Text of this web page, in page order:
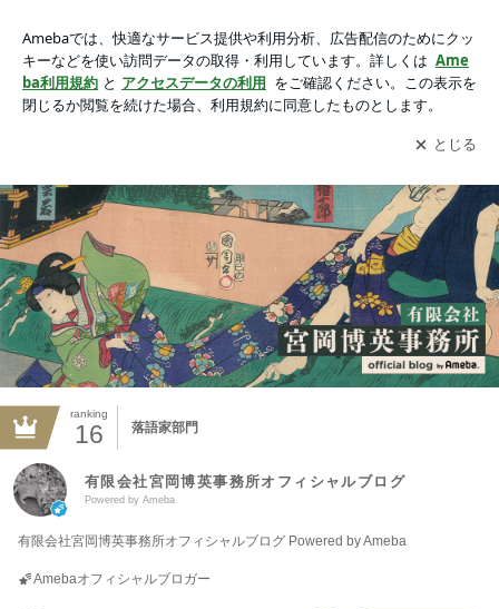
baの画像アプリをダウンロードして ブログの更新通知
を受け取りまし
ょう。
開く
ranking
16 落語家部門
有限会社宮岡博英事務所オフィシャルブログ
Powered by Ameba
有限会社宮岡博英事務所オフィシャルブログ Powered by Ameba
Amebaオフィシャルブロガー